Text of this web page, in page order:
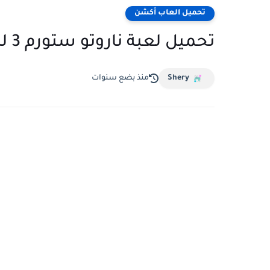
تحميل العاب أكشن
تحميل لعبة ناروتو ستورم 3 للكمبيوتر من ميديا فاير
Shery منذ بضع سنوات